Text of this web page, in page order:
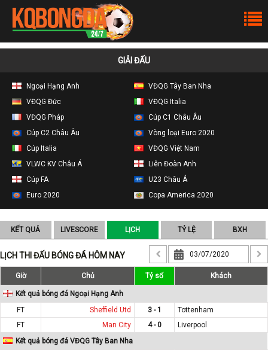
GIẢI ĐẤU
Ngoại Hạng Anh
VĐQG Tây Ban Nha
VĐQG Đức
VĐQG Italia
VĐQG Pháp
Cúp C1 Châu Âu
Cúp C2 Châu Âu
Vòng loại Euro 2020
Cúp Italia
VĐQG Việt Nam
VLWC KV Châu Á
Liên Đoàn Anh
Cúp FA
U23 Châu Á
Euro 2020
Copa America 2020
KẾT QUẢ LIVESCORE LỊCH TỶ LỆ BXH
LỊCH THI ĐẤU BÓNG ĐÁ HÔM NAY
Giờ Chủ Tỷ số Khách
Kết quả bóng đá Ngoại Hạng Anh
FT
Sheffield Utd 3 - 1
Tottenham
FT
Man City 4 - 0
Liverpool
Kết quả bóng đá VĐQG Tây Ban Nha